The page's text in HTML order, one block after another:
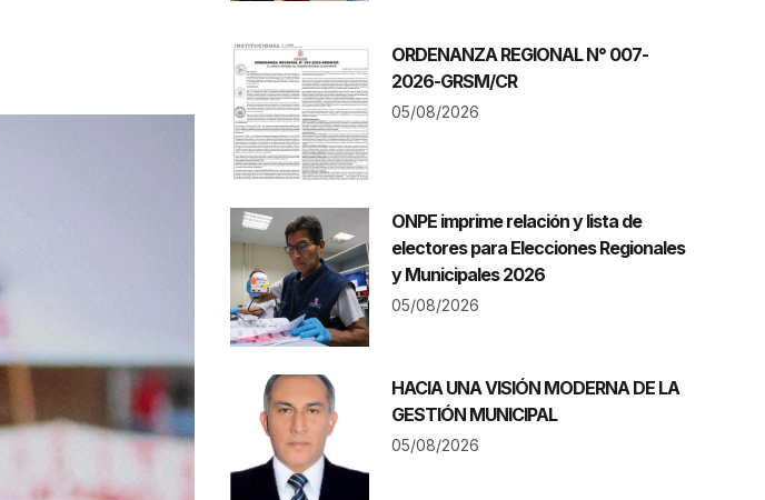
ORDENANZA REGIONAL N° 007-
2026-GRSM/CR
05/08/2026
ONPE imprime relación y lista de
electores para Elecciones Regionales
y Municipales 2026
05/08/2026
HACIA UNA VISIÓN MODERNA DE LA
GESTIÓN MUNICIPAL
05/08/2026